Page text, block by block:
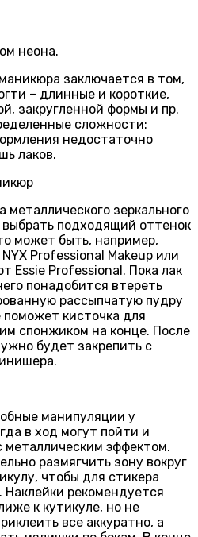
неона.
заключается в том,
– длинные и короткие,
закругленной формы и пр.
сложности:
недостаточно
лаков.
зеркального
подходящий оттенок
может быть, например,
Professional Makeup или
Essie Professional. Пока лак
понадобится втереть
рассыпчатую пудру
кисточка для
спонжиком на конце. После
будет закрепить с
манипуляции у
в ход могут пойти и
металлическим эффектом.
размягчить зону вокруг
чтобы для стикера
рекомендуется
к кутикуле, но не
все аккуратно, а